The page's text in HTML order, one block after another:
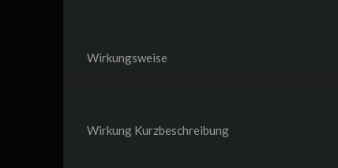
Wirkungsweise
Wirkung Kurzbeschreibung